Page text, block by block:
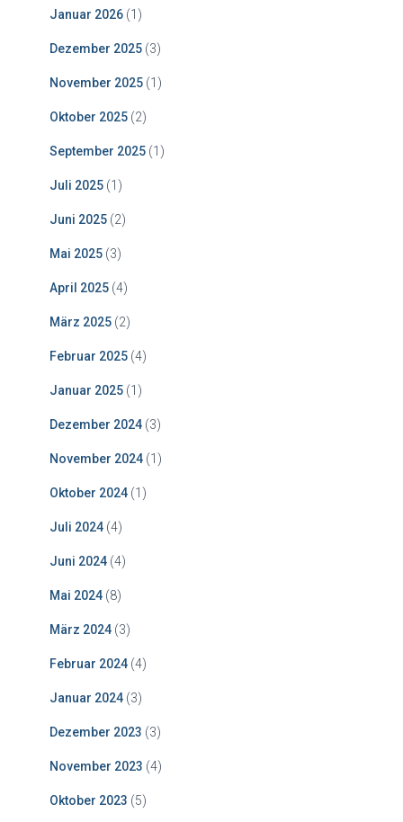
Januar 2026 (1)
Dezember 2025 (3)
November 2025 (1)
Oktober 2025 (2)
September 2025 (1)
Juli 2025 (1)
Juni 2025 (2)
Mai 2025 (3)
April 2025 (4)
März 2025 (2)
Februar 2025 (4)
Januar 2025 (1)
Dezember 2024 (3)
November 2024 (1)
Oktober 2024 (1)
Juli 2024 (4)
Juni 2024 (4)
Mai 2024 (8)
März 2024 (3)
Februar 2024 (4)
Januar 2024 (3)
Dezember 2023 (3)
November 2023 (4)
Oktober 2023 (5)